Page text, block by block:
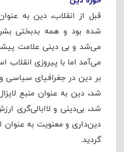
قبل از انقلاب، دین به
شده بود و همه بدبختی
می‌شد و بی دینی علامت
می‌آمد اما با پیروزی انقلاب
بر دین در جغرافیای سیاسی
شد، دین به عنوان منبع
شد، بی‌دینی و لاابالی‌گری
دین‌داری و معنویت به عنوان
گردید.